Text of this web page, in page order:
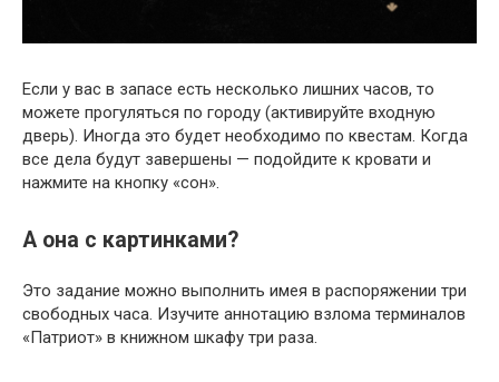
Если у вас в запасе есть несколько лишних часов, то
можете прогуляться по городу (активируйте входную
дверь). Иногда это будет необходимо по квестам. Когда
все дела будут завершены — подойдите к кровати и
нажмите на кнопку «сон».
А она с картинками?
Это задание можно выполнить имея в распоряжении три
свободных часа. Изучите аннотацию взлома терминалов
«Патриот» в книжном шкафу три раза.